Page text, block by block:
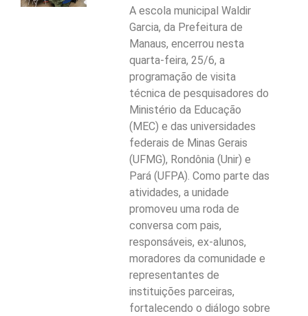
A escola municipal Waldir
Garcia, da Prefeitura de
Manaus, encerrou nesta
quarta-feira, 25/6, a
programação de visita
técnica de pesquisadores do
Ministério da Educação
(MEC) e das universidades
federais de Minas Gerais
(UFMG), Rondônia (Unir) e
Pará (UFPA). Como parte das
atividades, a unidade
promoveu uma roda de
conversa com pais,
responsáveis, ex-alunos,
moradores da comunidade e
representantes de
instituições parceiras,
fortalecendo o diálogo sobre